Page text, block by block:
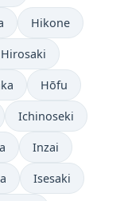
Hikone
Hirosaki
Hōfu
Ichinoseki
Inzai
Isesaki